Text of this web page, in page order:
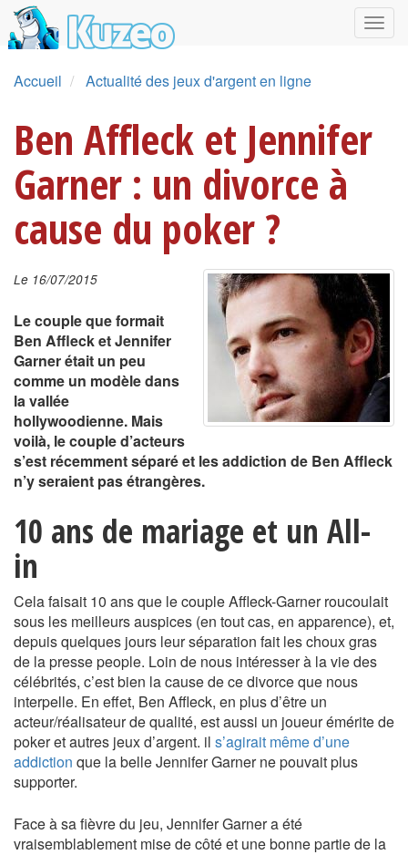
Accueil Actualité des jeux d'argent en ligne
Ben Affleck et Jennifer
Garner : un divorce à
cause du poker ?
Le 16/07/2015
Le couple que formait
Ben Affleck et Jennifer
Garner était un peu
comme un modèle dans
la vallée
hollywoodienne. Mais
voilà, le couple d’acteurs
s’est récemment séparé et les addiction de Ben Affleck
n’y seraient pas étrangères.
10 ans de mariage et un All-
in
Cela faisait 10 ans que le couple Affleck-Garner roucoulait
sous les meilleurs auspices (en tout cas, en apparence), et,
depuis quelques jours leur séparation fait les choux gras
de la presse people. Loin de nous intéresser à la vie des
célébrités, c’est bien la cause de ce divorce que nous
interpelle. En effet, Ben Affleck, en plus d’être un
acteur/réalisateur de qualité, est aussi un joueur émérite de
poker et autres jeux d’argent. il s’agirait même d’une
addiction que la belle Jennifer Garner ne pouvait plus
supporter.
Face à sa fièvre du jeu, Jennifer Garner a été
vraisemblablement mise de côté et une bonne partie de la